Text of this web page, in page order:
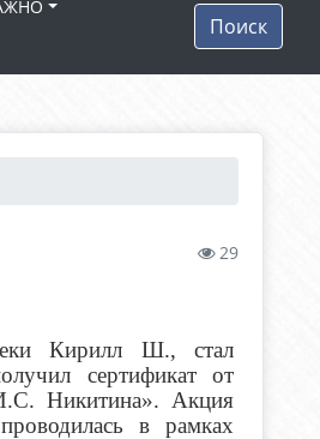
Поиск
29
Кирилл Ш., стал
сертификат от
Никитина». Акция
в рамках